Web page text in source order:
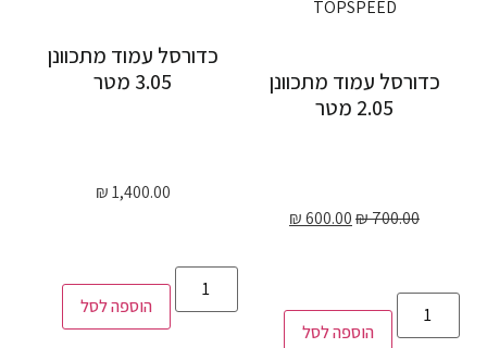
כדורסל עמוד מתכוונן
2.05 מטר
700.00
₪
600.00
₪
הוספה לסל
כדורסל עמוד מתכוונן
3.05 מטר
1,400.00
₪
הוספה לסל